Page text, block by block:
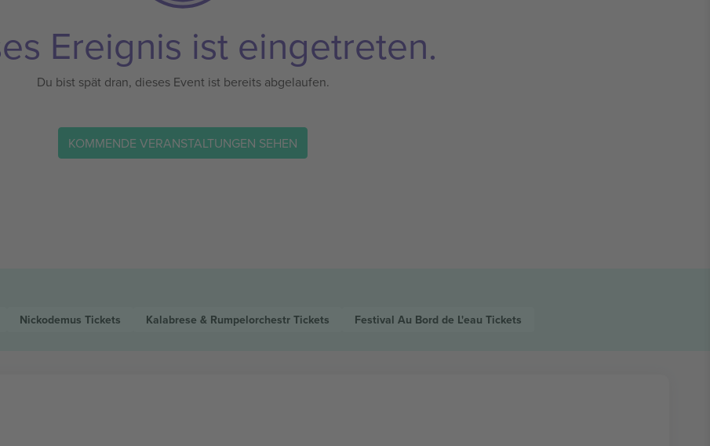
Ereignis ist eingetreten.
Du bist spät dran, dieses Event ist bereits abgelaufen.
KOMMENDE VERANSTALTUNGEN SEHEN
Nickodemus Tickets Kalabrese & Rumpelorchestr Tickets Festival Au Bord de L'eau Tickets